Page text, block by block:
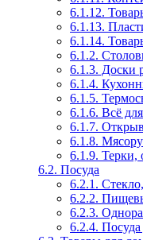
6.1.12.
6.1.13.
6.1.14.
6.1.2.
6.1.3. Доски
6.1.4.
6.1.5.
6.1.6. Всё
6.1.7.
6.1.8.
6.1.9. Терки,
6.2. Посуда
6.2.1.
6.2.2.
6.2.3.
6.2.4.